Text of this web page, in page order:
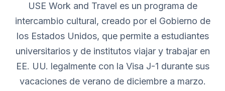
USE Work and Travel es un programa de
intercambio cultural, creado por el Gobierno de
los Estados Unidos, que permite a estudiantes
universitarios y de institutos viajar y trabajar en
EE. UU. legalmente con la Visa J-1 durante sus
vacaciones de verano de diciembre a marzo.